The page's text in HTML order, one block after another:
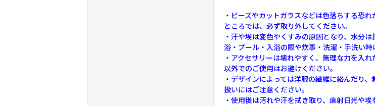
・ビーズやカットガラスなどは色落ちする恐
ところでは、必ず取り外してください。
・汗や埃は変色やくすみの原因となり、水分
浴・プール・入浴の際や炊事・洗濯・手洗い時
・アクセサリーは壊れやすく、無理な力を入
以外でのご使用はお避けください。
・デザインによっては洋服の繊維に絡んだり
扱いにはご注意ください。
・使用後は汚れや汗を拭き取り、直射日光や